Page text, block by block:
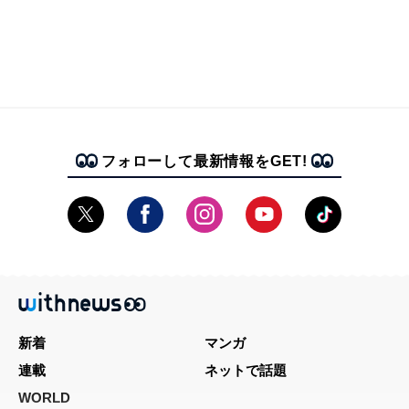
フォローして最新情報をGET!
新着
マンガ
連載
ネットで話題
WORLD